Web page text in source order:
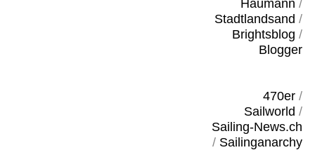
Haumann /
Stadtlandsand /
Brightsblog /
Blogger
470er/
Sailworld /
Sailing-News.ch
/ Sailinganarchy